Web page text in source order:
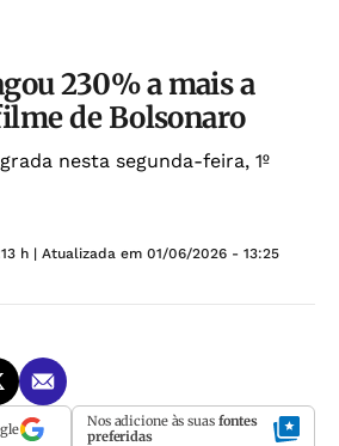
230% a mais a
de Bolsonaro
nesta segunda-feira, 1º
h | Atualizada em 01/06/2026 - 13:25
Nos adicione às suas fontes
preferidas